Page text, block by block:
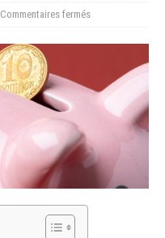
Commentaires fermés